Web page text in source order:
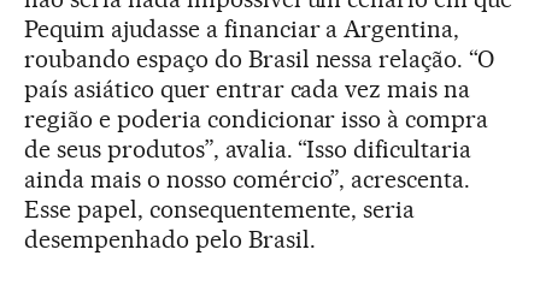
Pequim ajudasse a financiar a Argentina,
roubando espaço do Brasil nessa relação. “O
país asiático quer entrar cada vez mais na
região e poderia condicionar isso à compra
de seus produtos”, avalia. “Isso dificultaria
ainda mais o nosso comércio”, acrescenta.
Esse papel, consequentemente, seria
desempenhado pelo Brasil.